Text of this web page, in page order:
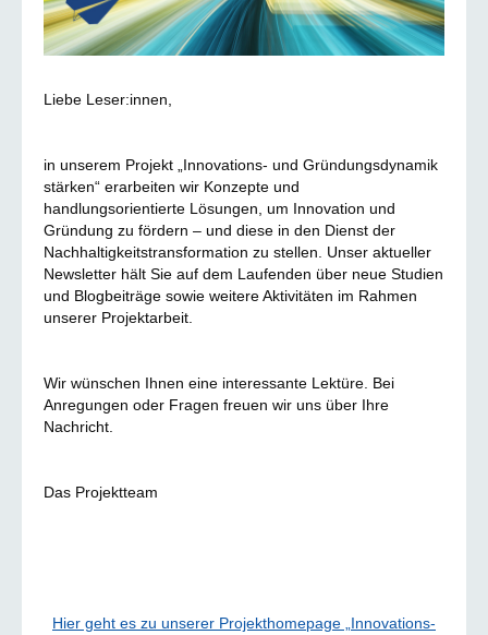
Liebe Leser:innen,
in unserem Projekt „Innovations- und Gründungsdynamik
stärken“ erarbeiten wir Konzepte und
handlungsorientierte Lösungen, um Innovation und
Gründung zu fördern – und diese in den Dienst der
Nachhaltigkeitstransformation zu stellen. Unser aktueller
Newsletter hält Sie auf dem Laufenden über neue Studien
und Blogbeiträge sowie weitere Aktivitäten im Rahmen
unserer Projektarbeit.
Wir wünschen Ihnen eine interessante Lektüre. Bei
Anregungen oder Fragen freuen wir uns über Ihre
Nachricht.
Das Projektteam
Hier geht es zu unserer Projekthomepage „Innovations-